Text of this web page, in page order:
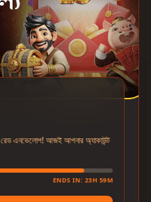
রেড এনভেলোপ! আজই আপনার অ্যাকাউন্ট
ENDS IN: 23H 59M